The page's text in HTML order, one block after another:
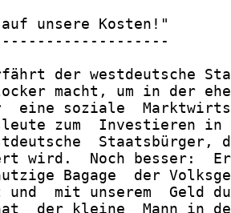
unsere Kosten!"
der westdeutsche
macht, um in der
eine soziale
zum  Investieren
Staatsbürger,
wird.  Noch besser:
Bagage  der
und  mit unserem  Geld
der kleine  Mann in